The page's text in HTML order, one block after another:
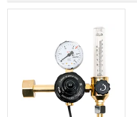
Каталог товаров
Электроинструмент
Строительное оборудование и
техника
Компрессоры